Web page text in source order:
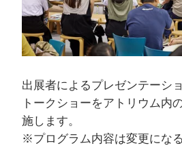
出展者によるプレゼンテーシ
トークショーをアトリウム内
施します。
※プログラム内容は変更にな